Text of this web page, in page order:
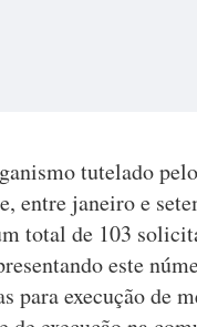
tutelado
entre janeiro e
total de 103
este
para execução de